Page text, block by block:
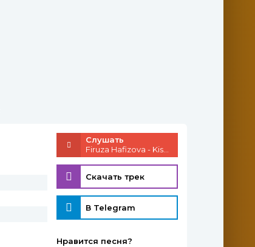
Слушать
Скачать трек
В Telegram
Нравится песня?